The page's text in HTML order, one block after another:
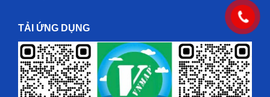
TẢI ỨNG DỤNG